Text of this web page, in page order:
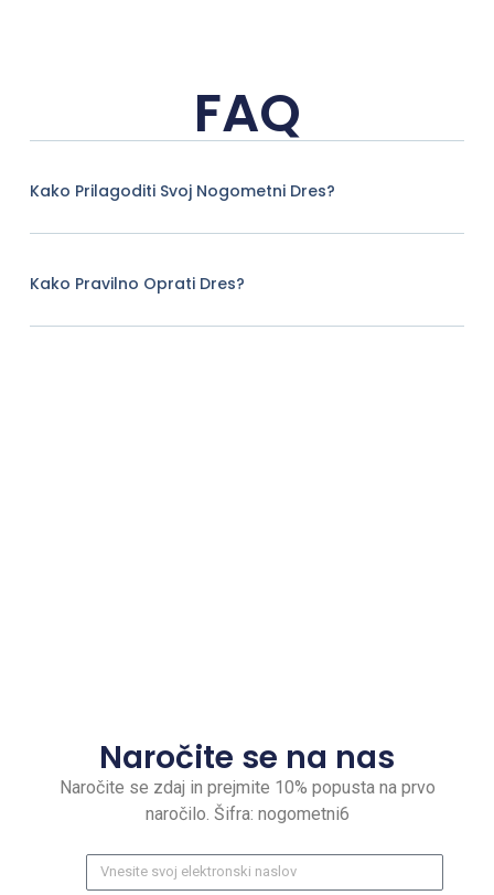
FAQ
Kako Prilagoditi Svoj Nogometni Dres?
Kako Pravilno Oprati Dres?
Naročite se na nas
Naročite se zdaj in prejmite 10% popusta na prvo
naročilo. Šifra: nogometni6